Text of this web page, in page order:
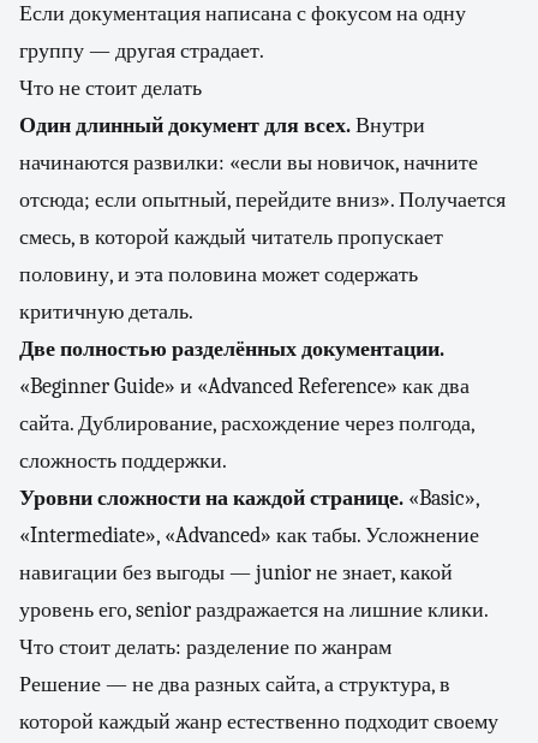
Если документация написана с фокусом на одну
группу — другая страдает.
Что не стоит делать
Один длинный документ для всех.Внутри
начинаются развилки: «если вы новичок, начните
отсюда; если опытный, перейдите вниз». Получается
смесь, в которой каждый читатель пропускает
половину, и эта половина может содержать
критичную деталь.
Две полностью разделённых документации.
«Beginner Guide» и «Advanced Reference» как два
сайта. Дублирование, расхождение через полгода,
сложность поддержки.
Уровни сложности на каждой странице. «Basic»,
«Intermediate», «Advanced» как табы. Усложнение
навигации без выгоды — junior не знает, какой
уровень его, senior раздражается на лишние клики.
Что стоит делать: разделение по жанрам
Решение — не два разных сайта, а структура, в
которой каждый жанр естественно подходит своему